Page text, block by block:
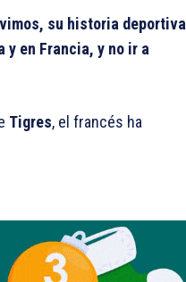
su historia deportiva
y en Francia, y no ir a
Tigres, el francés ha